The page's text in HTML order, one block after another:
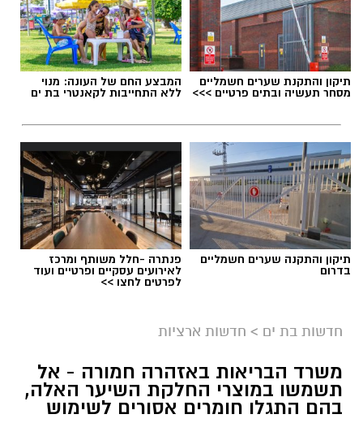
תיקון והתקנת שערים חשמליים
מסחר תעשיה ובתים פרטיים >>>
המבצע החם של העונה: מנוי
ללא התחייבות לקאנטרי בת ים
תיקון והתקנה שערים חשמליים
בדרום
פנתרה -חלל משותף ומרכז
לאירועים עסקיים ופרטיים ועוד
לפרטים לחצו >>
חדשות בת ים > חדשות ארציות
משרד הבריאות באזהרה חמורה - אל
תשמשו במוצרי החלקת השיער האלה,
בהם התגלו חומרים אסורים לשימוש